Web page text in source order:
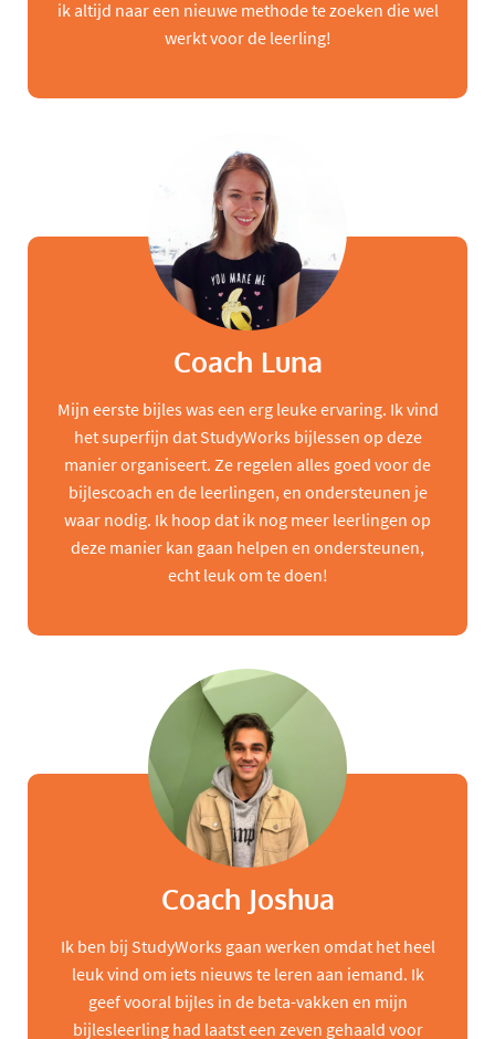
ik altijd naar een nieuwe methode te zoeken die wel
werkt voor de leerling!
Coach Luna
Mijn eerste bijles was een erg leuke ervaring. Ik vind
het superfijn dat StudyWorks bijlessen op deze
manier organiseert. Ze regelen alles goed voor de
bijlescoach en de leerlingen, en ondersteunen je
waar nodig. Ik hoop dat ik nog meer leerlingen op
deze manier kan gaan helpen en ondersteunen,
echt leuk om te doen!
Coach Joshua
Ik ben bij StudyWorks gaan werken omdat het heel
leuk vind om iets nieuws te leren aan iemand. Ik
geef vooral bijles in de beta-vakken en mijn
bijlesleerling had laatst een zeven gehaald voor